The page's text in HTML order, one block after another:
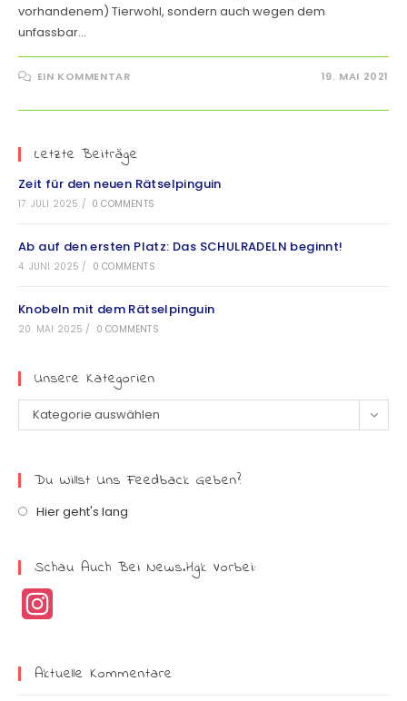
vorhandenem) Tierwohl, sondern auch wegen dem
unfassbar…
EIN KOMMENTAR 19. MAI 2021
Letzte Beiträge
Zeit für den neuen Rätselpinguin
17. JULI 2025 / 0 COMMENTS
Ab auf den ersten Platz: Das SCHULRADELN beginnt!
4. JUNI 2025 / 0 COMMENTS
Knobeln mit dem Rätselpinguin
20. MAI 2025 / 0 COMMENTS
Unsere Kategorien
Kategorie auswählen
Du Willst Uns Feedback Geben?
Hier geht's lang
Schau Auch Bei News.hgk Vorbei:
Aktuelle Kommentare